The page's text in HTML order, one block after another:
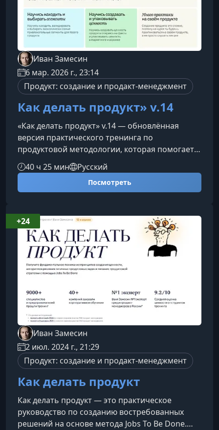
Иван Замесин
6 мар. 2026 г., 23:14
Продукт: создание и продакт-менеджмент
Как делать продукт» v.14
«Как делать продукт» v.14 — обновлённая
версия практического тренинга по
продуктовой методологии, которая помогает
увидеть логику создания ценности так, как её
видит клиент, а не команда. Обучение
выстраивает чёткий, воспроизводимый
стратегических решений.Что нового в версии
14Программа сконцентрирована на глубоком
исследовании графа работ, расширении
аналитических инструментов
40 ч 25 мин Русский
Посмотреть
Иван Замесин
2 июл. 2024 г., 21:29
Продукт: создание и продакт-менеджмент
Как делать продукт
Как делать продукт — это практическое
руководство по созданию востребованных
решений на основе метода Jobs To Be Done.
+24